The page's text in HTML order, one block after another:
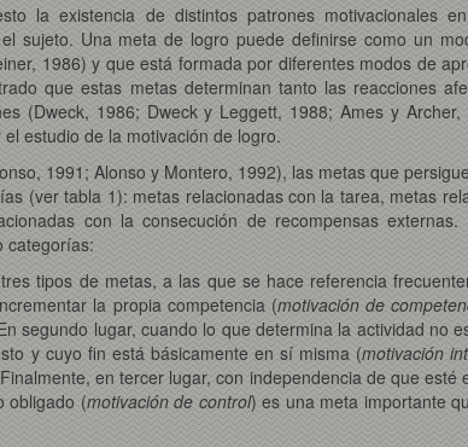
la existencia de distintos patrones motivacionales
sujeto. Una meta de logro puede definirse como un
1986) y que está formada por diferentes modos de
que estas metas determinan tanto las reacciones
(Dweck, 1986; Dweck y Leggett, 1988; Ames y
estudio de la motivación de logro.
1991; Alonso y Montero, 1992), las metas que
(ver tabla 1): metas relacionadas con la tarea, metas
con la consecución de recompensas
categorías:
tipos de metas, a las que se hace referencia
la propia competencia (motivación de
segundo lugar, cuando lo que determina la actividad no
y cuyo fin está básicamente en sí misma (motivación
en tercer lugar, con independencia de que
obligado (motivación de control) es una meta importante